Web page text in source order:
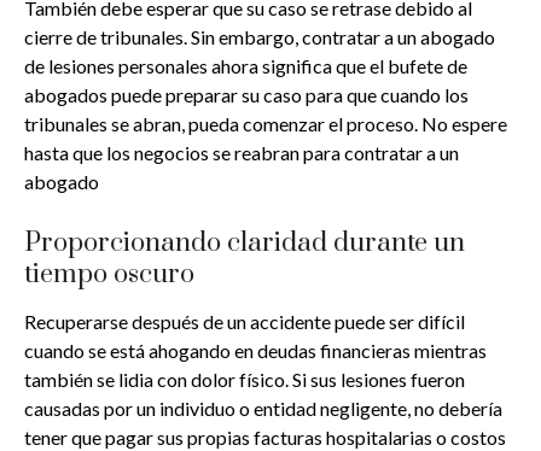
También debe esperar que su caso se retrase debido al
cierre de tribunales. Sin embargo, contratar a un abogado
de lesiones personales ahora significa que el bufete de
abogados puede preparar su caso para que cuando los
tribunales se abran, pueda comenzar el proceso. No espere
hasta que los negocios se reabran para contratar a un
abogado
Proporcionando claridad durante un
tiempo oscuro
Recuperarse después de un accidente puede ser difícil
cuando se está ahogando en deudas financieras mientras
también se lidia con dolor físico. Si sus lesiones fueron
causadas por un individuo o entidad negligente, no debería
tener que pagar sus propias facturas hospitalarias o costos